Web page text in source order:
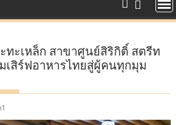
ทะเหล็ก สาขาศูนย์สิริกิติ์ สตรีท
เสิร์ฟอาหารไทยสู่ผู้คนทุกมุม